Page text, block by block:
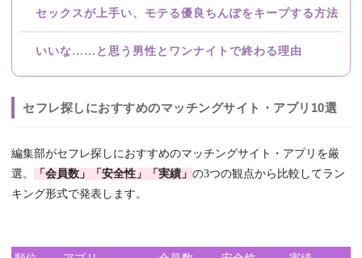
セックスが上手い、モテる優良ちんぽをキープする方法
いいな……と思う男性とワンナイトで終わる理由
セフレ探しにおすすめのマッチングサイト・アプリ10選
編集部がセフレ探しにおすすめのマッチングサイト・アプリを厳
選。
「会員数」「安全性」「実績」 の3つの観点から比較してラン
キング形式で発表します。